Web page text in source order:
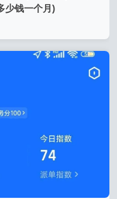
少钱一个月)